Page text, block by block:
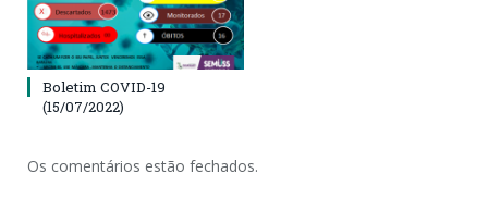
Boletim COVID-19
(15/07/2022)
Os comentários estão fechados.